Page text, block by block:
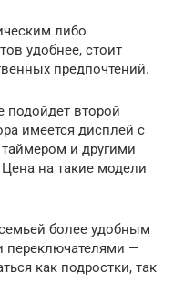
либо
удобнее, стоит
предпочтений.
подойдет второй
имеется дисплей с
и другими
на такие модели
более удобным
переключателями —
как подростки, так